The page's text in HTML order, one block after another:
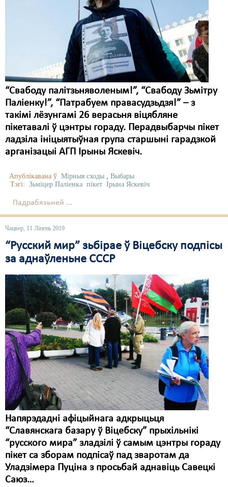
“Свабоду палітзьняволеным!”, “Свабоду Зьмітру
Паліенку!”, “Патрабуем правасудзьдзя!” – з
такімі лёзунгамі 26 верасьня віцябляне
пікетавалі ў цэнтры гораду. Перадвыбарчы пікет
ладзіла ініцыятыўная група старшыні гарадзкой
арганізацыі АГП Ірыны Яскевіч.
Апублікавана ў Мірныя сходы , Выбары
Тэгі: Зьміцер Паліенка пікет Ірына Яскевіч
Падрабязьней ...
Чацвер, 11 Ліпень 2019
“Русский мир” зьбірае ў Віцебску подпісы
за аднаўленьне СССР
Напярэдадні афіцыйнага адкрыцьця
“Славянскага базару ў Віцебску” прыхільнікі
“русского мира” зладзілі ў самым цэнтры гораду
пікет са зборам подпісаў пад зваротам да
Уладзімера Пуціна з просьбай аднавіць Савецкі
Саюз…
Сацыяльныя правы